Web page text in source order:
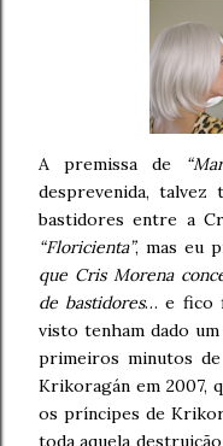
A premissa de
desprevenida, talvez
bastidores entre a
“Floricienta”, mas eu
que Cris Morena
de bastidores… e fico
visto tenham dado
primeiros minutos de
Krikoragán em 2007,
os príncipes de
toda aquela